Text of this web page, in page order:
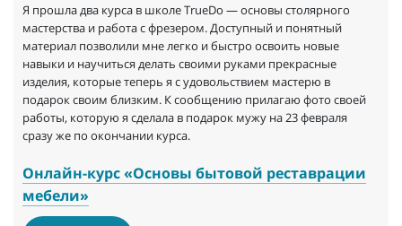
Я прошла два курса в школе TrueDo — основы столярного
мастерства и работа с фрезером. Доступный и понятный
материал позволили мне легко и быстро освоить новые
навыки и научиться делать своими руками прекрасные
изделия, которые теперь я с удовольствием мастерю в
подарок своим близким. К сообщению прилагаю фото своей
работы, которую я сделала в подарок мужу на 23 февраля
сразу же по окончании курса.
Онлайн-курс «Основы бытовой реставрации
мебели»